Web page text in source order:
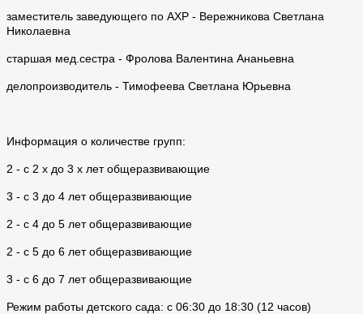
заместитель заведующего по АХР - Вережникова Светлана
Николаевна
старшая мед.сестра - Фролова Валентина Ананьевна
делопроизводитель - Тимофеева Светлана Юрьевна
Информация о количестве групп:
2 - с 2 х до 3 х лет общеразвивающие
3 - с 3 до 4 лет общеразвивающие
2 - с 4 до 5 лет общеразвивающие
2 - с 5 до 6 лет общеразвивающие
3 - с 6 до 7 лет общеразвивающие
Режим работы детского сада: c 06:30 до 18:30 (12 часов)